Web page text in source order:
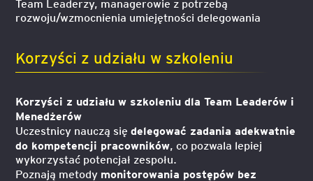
Team Leaderzy, managerowie z potrzebą
rozwoju/wzmocnienia umiejętności delegowania
Korzyści z udziału w szkoleniu
Korzyści z udziału w szkoleniu dla Team Leaderów i
Menedżerów
Uczestnicy nauczą siędelegować zadania adekwatnie
do kompetencji pracowników, co pozwala lepiej
wykorzystać potencjał zespołu.
Poznają metody monitorowania postępów bez